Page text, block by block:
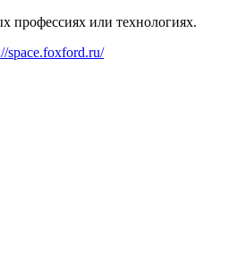
профессиях или технологиях.
space.foxford.ru/